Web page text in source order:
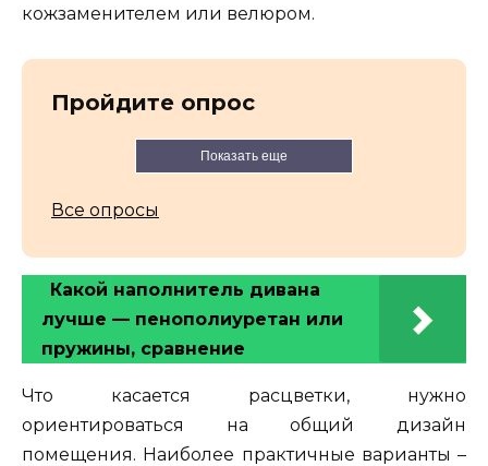
кожзаменителем или велюром.
Пройдите опрос
Показать еще
Все опросы
Какой наполнитель дивана
лучше — пенополиуретан или
пружины, сравнение
Что касается расцветки, нужно
ориентироваться на общий дизайн
помещения. Наиболее практичные варианты –